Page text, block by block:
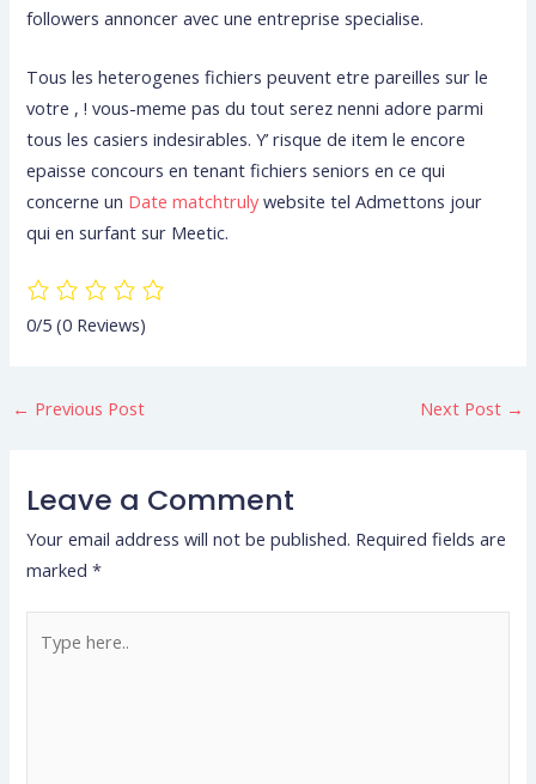
followers annoncer avec une entreprise specialise.
Tous les heterogenes fichiers peuvent etre pareilles sur le
votre , ! vous-meme pas du tout serez nenni adore parmi
tous les casiers indesirables. Y’ risque de item le encore
epaisse concours en tenant fichiers seniors en ce qui
concerne un Date matchtruly website tel Admettons jour
qui en surfant sur Meetic.
0/5(0 Reviews)
← Previous Post Next Post →
Leave a Comment
Your email address will not be published. Required fields are
marked*
here..